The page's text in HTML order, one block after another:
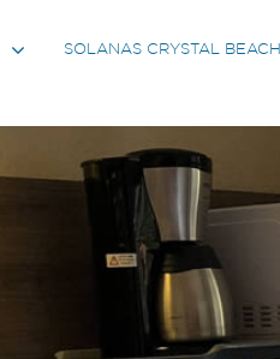
SOLANAS CRYSTAL BEACH